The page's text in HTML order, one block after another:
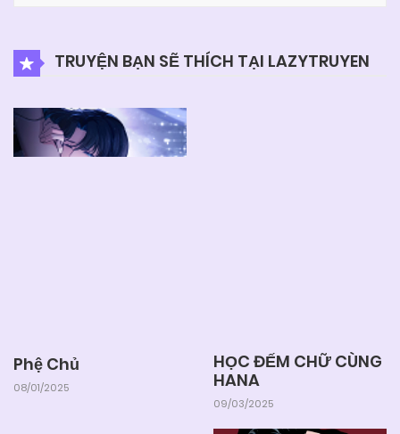
TRUYỆN BẠN SẼ THÍCH TẠI LAZYTRUYEN
Phệ Chủ
08/01/2025
HỌC ĐẾM CHỮ CÙNG
HANA
09/03/2025